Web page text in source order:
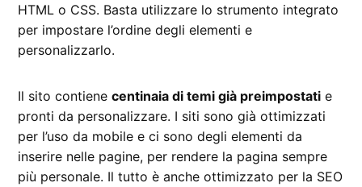
HTML o CSS. Basta utilizzare lo strumento integrato
per impostare l’ordine degli elementi e
personalizzarlo.
Il sito contienecentinaia di temi già preimpostati e
pronti da personalizzare. I siti sono già ottimizzati
per l’uso da mobile e ci sono degli elementi da
inserire nelle pagine, per rendere la pagina sempre
più personale. Il tutto è anche ottimizzato per la SEO